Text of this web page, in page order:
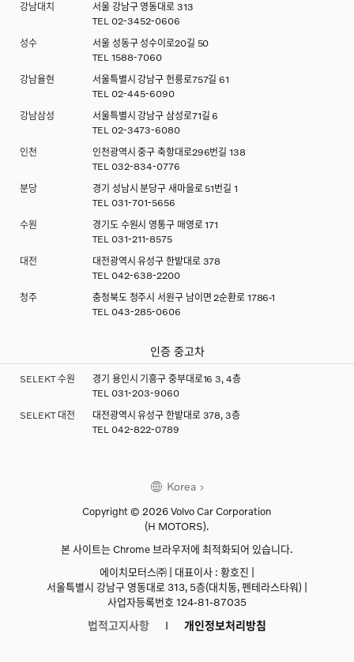
강남대치
서울 강남구 영동대로 313
TEL 02-3452-0606
성수
서울 성동구 성수이로20길 50
TEL 1588-7060
강남율현
서울특별시 강남구 헌릉로757길 61
TEL 02-445-6090
강남삼성
서울특별시 강남구 삼성로71길 6
TEL 02-3473-6080
인천
인천광역시 중구 축항대로296번길 138
TEL 032-834-0776
분당
경기 성남시 분당구 새마을로 51번길 1
TEL 031-701-5656
수원
경기도 수원시 영통구 매영로 171
TEL 031-211-8575
대전
대전광역시 유성구 한밭대로 378
TEL 042-638-2200
청주
충청북도 청주시 서원구 남이면 2순환로 1786-1
TEL 043-285-0606
인증 중고차
SELEKT 수원
경기 용인시 기흥구 중부대로16 3, 4층
TEL 031-203-9060
SELEKT 대전
대전광역시 유성구 한밭대로 378, 3층
TEL 042-822-0789
Korea
Copyright © 2026 Volvo Car Corporation
(H MOTORS).
본 사이트는 Chrome 브라우저에 최적화되어 있습니다.
에이치모터스㈜ | 대표이사 : 황호진 |
서울특별시 강남구 영동대로 313, 5층(대치동, 펜테라스타워) |
사업자등록번호 124-81-87035
법적고지사항 개인정보처리방침